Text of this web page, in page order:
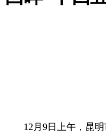
12月9日上午，昆明